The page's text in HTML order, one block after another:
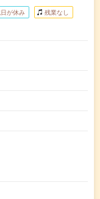
が休み 残業なし